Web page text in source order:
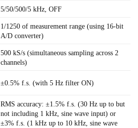
5/50/500/5 kHz, OFF
1/1250 of measurement range (using 16-bit
A/D converter)
500 kS/s (simultaneous sampling across 2
channels)
±0.5% f.s. (with 5 Hz filter ON)
RMS accuracy: ±1.5% f.s. (30 Hz up to but
not including 1 kHz, sine wave input) or
±3% f.s. (1 kHz up to 10 kHz, sine wave